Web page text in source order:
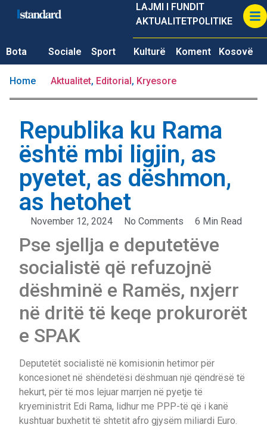
LAJMI I FUNDIT
AKTUALITETPOLITIKE
Bota Sociale Sport Kulturë Koment Kosovë
Home Aktualitet, Editorial, Kryesore
Republika ku Rama
është mbi ligjin, as
pyetet, as dëshmon,
as hetohet
November 12, 2024 No Comments 6 Min Read
Pse sjellja e deputetëve
socialistë që refuzojnë
dëshminë e Ramës, nxjerr
në dritë të keqe prokurorët
e SPAK
Deputetët socialistë në komisionin hetimor për
koncesionet në shëndetësi dëshmuan një qëndrësë të
hekurt, për të mos lejuar marrjen në pyetje të
kryeministrit Edi Rama, lidhur me PPP-të që i kanë
kushtuar buxhetit të shtetit afro gjysëm miliardi Euro.